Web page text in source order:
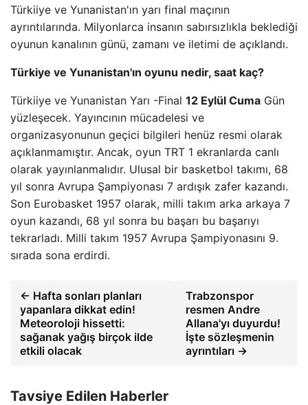
Türkiiye ve Yunanistan'ın yarı final maçının
ayrıntılarında. Milyonlarca insanın sabırsızlıkla beklediği
oyunun kanalının günü, zamanı ve iletimi de açıklandı.
Türkiye ve Yunanistan'ın oyunu nedir, saat kaç?
Türkiiye ve Yunanistan Yarı -Final 12 Eylül Cuma Gün
yüzleşecek. Yayıncının mücadelesi ve
organizasyonunun geçici bilgileri henüz resmi olarak
açıklanmamıştır. Ancak, oyun TRT 1 ekranlarda canlı
olarak yayınlanmalıdır. Ulusal bir basketbol takımı, 68
yıl sonra Avrupa Şampiyonası 7 ardışık zafer kazandı.
Son Eurobasket 1957 olarak, milli takım arka arkaya 7
oyun kazandı, 68 yıl sonra bu başarı bu başarıyı
tekrarladı. Milli takım 1957 Avrupa Şampiyonasını 9.
sırada sona erdirdi.
← Hafta sonları planları
yapanlara dikkat edin!
Meteoroloji hissetti:
sağanak yağış birçok ilde
etkili olacak
Trabzonspor
resmen Andre
Allana'yı duyurdu!
İşte sözleşmenin
ayrıntıları →
Tavsiye Edilen Haberler